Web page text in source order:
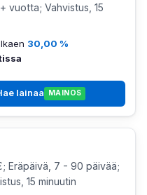
vuotta; Vahvistus, 15
30,00 %
lainaa MAINOS
Eräpäivä, 7 - 90 päivää;
15 minuutin